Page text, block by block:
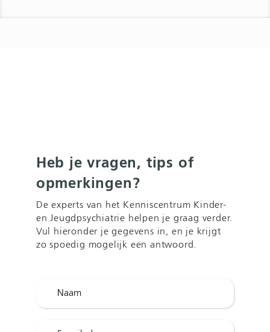
Heb je vragen, tips of
opmerkingen?
De experts van het Kenniscentrum Kinder-
en Jeugdpsychiatrie helpen je graag verder.
Vul hieronder je gegevens in, en je krijgt
zo spoedig mogelijk een antwoord.